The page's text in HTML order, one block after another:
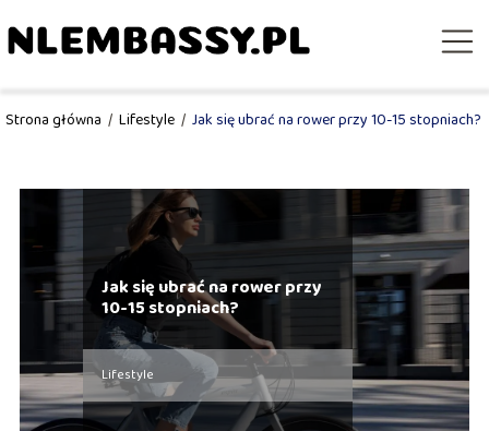
Strona główna / Lifestyle / Jak się ubrać na rower przy 10-15 stopniach?
Jak się ubrać na rower przy
10-15 stopniach?
Lifestyle